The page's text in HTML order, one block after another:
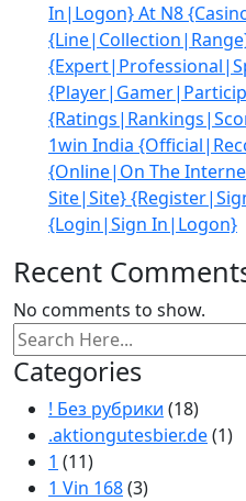
In|Logon} At N8
1win India
{Online|On The
Site|Site}
{Login|Sign In|Logon}
Recent
No comments to show.
Search
Categories
! Без рубрики (18)
.aktiongutesbier.de(1)
1 (11)
1 Vin 168(3)